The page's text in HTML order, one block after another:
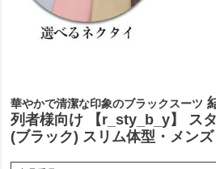
華やかで清潔な印象のブラックスーツ
列者様向け 【r_sty_b_y】 ス
(ブラック) スリム体型・メンズ